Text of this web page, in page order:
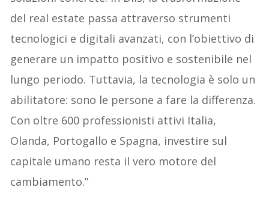
del real estate passa attraverso strumenti
tecnologici e digitali avanzati, con l’obiettivo di
generare un impatto positivo e sostenibile nel
lungo periodo. Tuttavia, la tecnologia è solo un
abilitatore: sono le persone a fare la differenza.
Con oltre 600 professionisti attivi Italia,
Olanda, Portogallo e Spagna, investire sul
capitale umano resta il vero motore del
cambiamento.”